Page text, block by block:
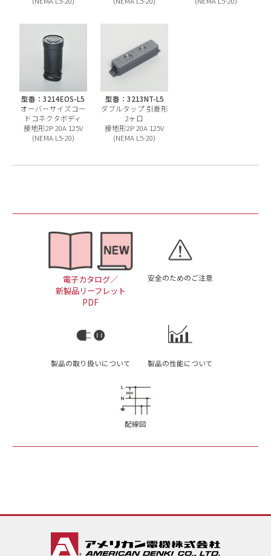
型番：3214EOS-L5
オーバーサイズコー
ドコネクタボディ
接地形2P 20A 125V
(NEMA L5-20)
型番：3213NT-L5
ダブルタップ 引掛形
2ヶ口
接地形2P 20A 125V
(NEMA L5-20)
電子カタログ／
新製品リーフレット
PDF
安全のためのご注意
製品の取り扱いについて 製品の性能について
配線図